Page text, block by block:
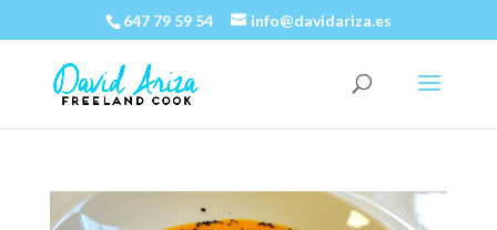
647 79 59 54 info@davidariza.es